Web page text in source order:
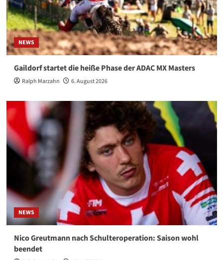
NEWS
Gaildorf startet die heiße Phase der ADAC MX Masters
Ralph Marzahn 6. August 2026
NEWS
Nico Greutmann nach Schulteroperation: Saison wohl
beendet